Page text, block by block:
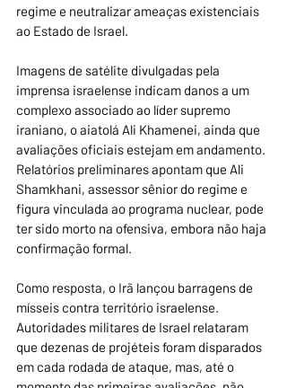
regime e neutralizar ameaças existenciais
ao Estado de Israel.
Imagens de satélite divulgadas pela
imprensa israelense indicam danos a um
complexo associado ao líder supremo
iraniano, o aiatolá Ali Khamenei, ainda que
avaliações oficiais estejam em andamento.
Relatórios preliminares apontam que Ali
Shamkhani, assessor sênior do regime e
figura vinculada ao programa nuclear, pode
ter sido morto na ofensiva, embora não haja
confirmação formal.
Como resposta, o Irã lançou barragens de
mísseis contra território israelense.
Autoridades militares de Israel relataram
que dezenas de projéteis foram disparados
em cada rodada de ataque, mas, até o